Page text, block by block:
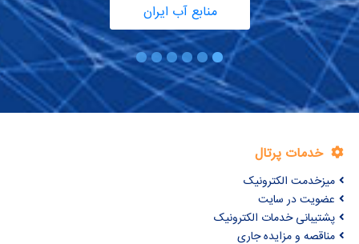
منابع آب ایران
خدمات پرتال
میزخدمت الکترونیک
عضویت در سایت
پشتیبانی خدمات الکترونیک
مناقصه و مزایده جاری